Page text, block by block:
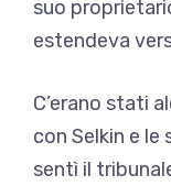
suo
estendeva
C’erano stati
con Selkin e le
sentì il